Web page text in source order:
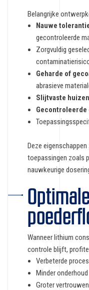
Belangrijke
Nauwe
gecontroleerde
Zorgvuldig
Geharde of
abrasieve
Slijtvaste huizen
Deze
toepassingen zoals
nauwkeurige
Wanneer lithium
controle blijft,
Verbeterde
Minder
Groter